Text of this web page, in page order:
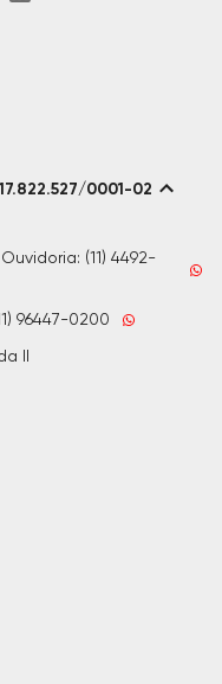
0001-02
(11) 4492-
96447-0200
II